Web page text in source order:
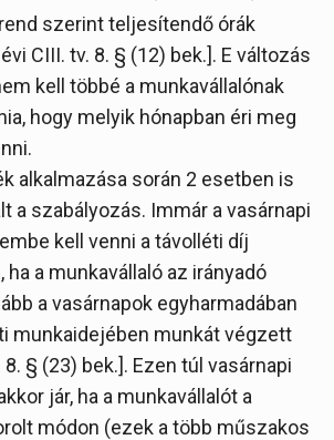
szerint teljesítendő órák
CIII. tv. 8. § (12) bek.]. E változás
kell többé a munkavállalónak
hogy melyik hónapban éri meg
alkalmazása során 2 esetben is
a szabályozás. Immár a vasárnapi
kell venni a távolléti díj
a munkavállaló az irányadó
a vasárnapok egyharmadában
munkaidejében munkát végzett
8. § (23) bek.]. Ezen túl vasárnapi
jár, ha a munkavállalót a
módon (ezek a több műszakos